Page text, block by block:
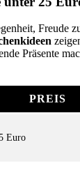
Freude
Präsente
PREIS
Euro